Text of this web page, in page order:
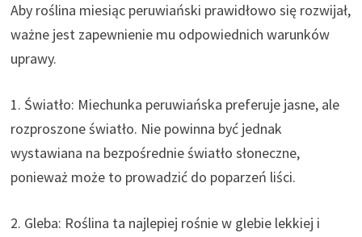
Aby roślina miesiąc peruwiański prawidłowo się rozwijał,
ważne jest zapewnienie mu odpowiednich warunków
uprawy.
1. Światło: Miechunka peruwiańska preferuje jasne, ale
rozproszone światło. Nie powinna być jednak
wystawiana na bezpośrednie światło słoneczne,
ponieważ może to prowadzić do poparzeń liści.
2. Gleba: Roślina ta najlepiej rośnie w glebie lekkiej i